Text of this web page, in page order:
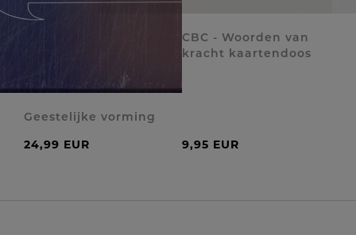
Geestelijke vorming
24,99 EUR
CBC - Woorden van
kracht kaartendoos
9,95 EUR